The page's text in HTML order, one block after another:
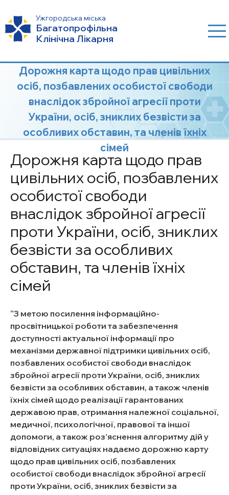
Ужгородська міська
Багатопрофільна
Клінічна Лікарня
Дорожня карта щодо прав цивільних
осіб, позбавлених особистої свободи
внаслідок збройної агресії проти
України, осіб, зниклих безвісти за
особливих обставин, та членів їхніх
сімей
Дорожня карта щодо прав
цивільних осіб, позбавлених
особистої свободи
внаслідок збройної агресії
проти України, осіб, зниклих
безвісти за особливих
обставин, та членів їхніх
сімей
З метою посилення інформаційно-
просвітницької роботи та забезпечення
доступності актуальної інформації про
механізми державної підтримки цивільних осіб,
позбавлених особистої свободи внаслідок
збройної агресії проти України, осіб, зниклих
безвісти за особливих обставин, а також членів
їхніх сімей щодо реалізації гарантованих
державою прав, отримання належної соціальної,
медичної, психологічної, правової та іншої
допомоги, а також роз’яснення алгоритму дій у
відповідних ситуаціях надаємо дорожню карту
щодо прав цивільних осіб, позбавлених
особистої свободи внаслідок збройної агресії
проти України, осіб, зниклих безвісти за